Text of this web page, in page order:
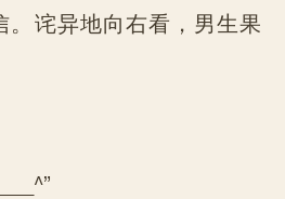
。诧异地向右看，男生果